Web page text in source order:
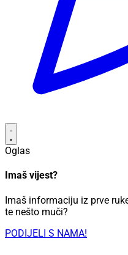
Oglas
Imaš vijest?
Imaš informaciju iz prve
te nešto muči?
PODIJELI S NAMA!